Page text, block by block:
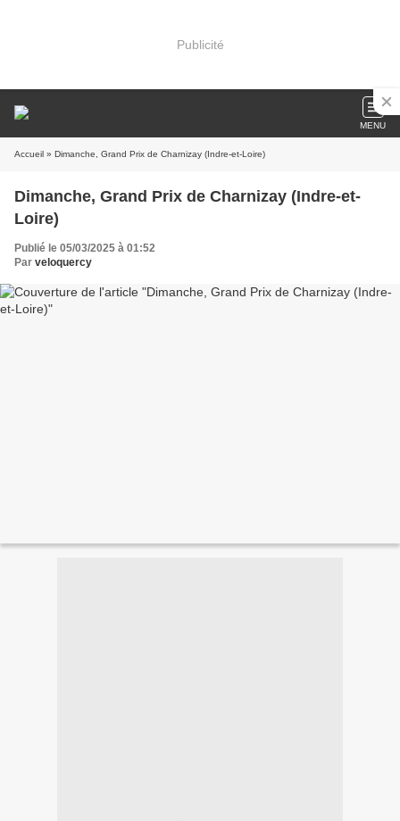
Publicité
MENU
Accueil » Dimanche, Grand Prix de Charnizay (Indre-et-Loire)
Dimanche, Grand Prix de Charnizay (Indre-et-
Loire)
Publié le 05/03/2025 à 01:52
Par veloquercy